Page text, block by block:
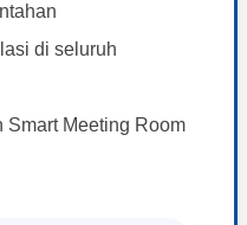
di seluruh
Meeting Room